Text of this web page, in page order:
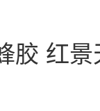
胶 红景